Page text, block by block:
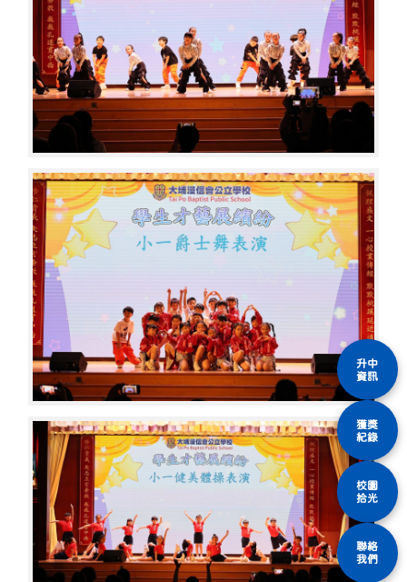
升中
資訊
獲獎
紀錄
校園
拾光
聯絡
我們